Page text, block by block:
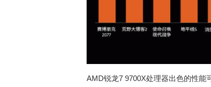
AMD锐龙7 9700X处理器出色的性